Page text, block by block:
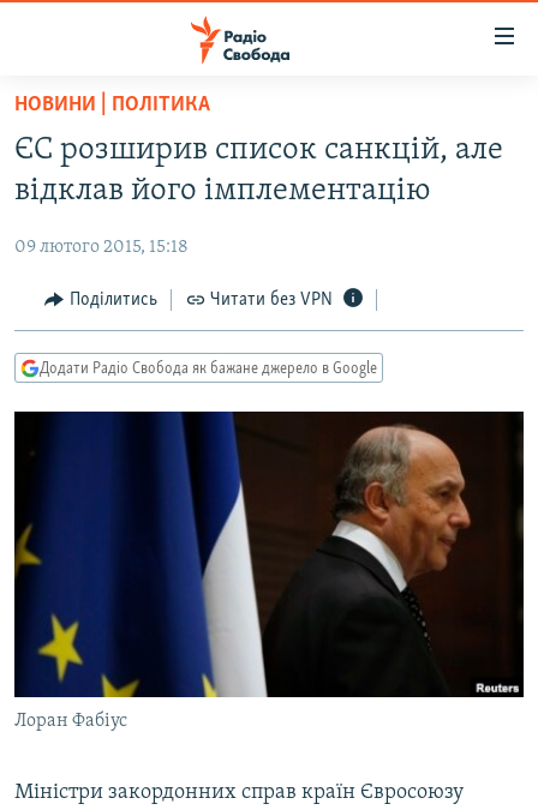
Перейти
основного
матеріалу
до
навігації
Перейти
до
ВСЕ ЗА ДОБУ
ПОЛІТИКА
ЕКОНОМІКА
КУЛЬТУРА
ВІЙНА
РОСІЙСЬКА «ФІЛЬТРАЦІЯ»
КРИМ.РЕАЛІЇ
МУЛЬТИМЕДІА
СПЕЦПРОЄКТИ
ПОДКАСТИ
РУС
НОВИНИ | ПОЛІТИКА
ЄС розширив список санкцій, але
відклав його імплементацію
09 лютого 2015, 15:18
Поділитись Читати без VPN
Додати Радіо Свобода як бажане джерело в Google
Лоран Фабіус
Міністри закордонних справ країн Євросоюзу